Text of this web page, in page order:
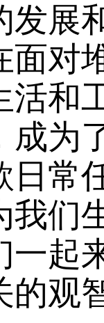
发展
面对
活和
成为
日常
我们
一起
的观